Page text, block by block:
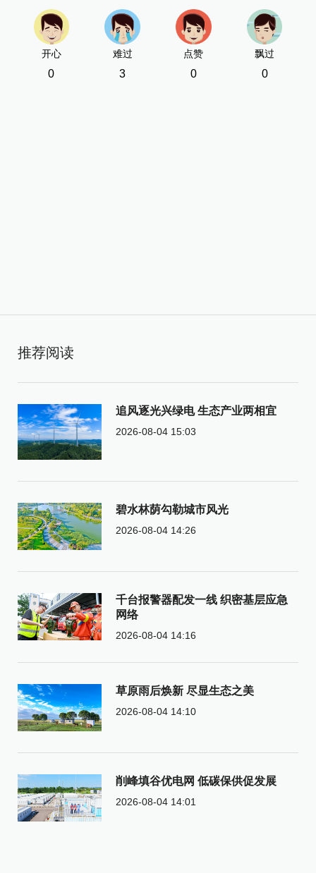
开心
0
难过
3
点赞
0
飘过
0
推荐阅读
追风逐光兴绿电 生态产业两相宜
2026-08-04 15:03
碧水林荫勾勒城市风光
2026-08-04 14:26
千台报警器配发一线 织密基层应急
网络
2026-08-04 14:16
草原雨后焕新 尽显生态之美
2026-08-04 14:10
削峰填谷优电网 低碳保供促发展
2026-08-04 14:01